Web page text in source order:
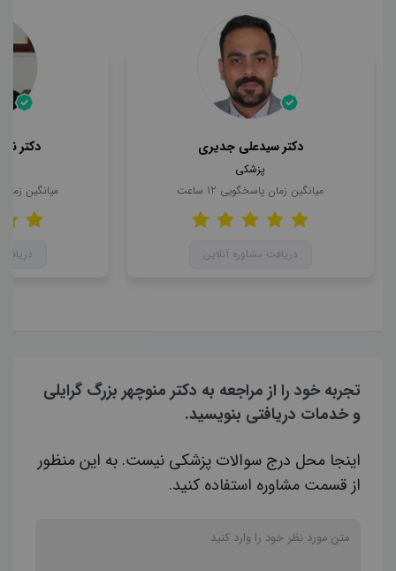
دکتر سیدعلی جدیری
پزشکی
میانگین زمان پاسخگویی 12 ساعت
دریافت مشاوره آنلاین
دکتر
میانگین
تجربه خود را از مراجعه به دکتر منوچهر بزرگ گرایلی
و خدمات دریافتی بنویسید.
اینجا محل درج سوالات پزشکی نیست. به این منظور
از قسمت مشاوره استفاده کنید.